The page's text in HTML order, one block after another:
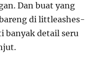
Dan buat yang
di littleashes-
banyak detail seru